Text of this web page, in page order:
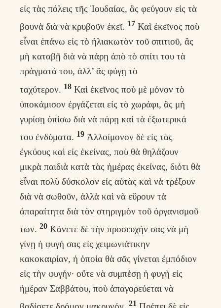
εἰς τὰς πόλεις τῆς Ἰουδαίας, ἂς φεύγουν εἰς τὰ
βουνὰ διὰ νὰ κρυβοῦν ἐκεῖ. 17 Καὶ ἐκεῖνος ποὺ
εἶναι ἐπάνω εἰς τὸ ἠλιακωτὸν τοῦ σπιτιοῦ, ἂς
μὴ καταβῇ διὰ νὰ πάρῃ ἀπὸ τὸ σπίτι του τὰ
πράγματά του, ἀλλ’ ἂς φύγῃ τὸ
ταχύτερον. 18 Καὶ ἐκεῖνος ποὺ μὲ μόνον τὸ
ὑποκάμισον ἐργάζεται εἰς τὸ χωράφι, ἂς μὴ
γυρίσῃ ὀπίσω διὰ νὰ πάρῃ καὶ τὰ ἐξωτερικά
του ἐνδύματα. 19 Ἀλλοίμονον δὲ εἰς τὰς
ἐγκύους καὶ εἰς ἐκείνας, ποὺ θὰ θηλάζουν
μικρὰ παιδιὰ κατὰ τὰς ἡμέρας ἐκείνας, διότι θὰ
εἶναι πολὺ δύσκολον εἰς αὐτὰς καὶ νὰ τρέξουν
διὰ νὰ σωθοῦν, ἀλλὰ καὶ νὰ εὕρουν τὰ
ἀπαραίτητα διὰ τὸν στηριγμὸν τοῦ ὀργανισμοῦ
των. 20 Κάνετε δὲ τὴν προσευχήν σας νὰ μὴ
γίνῃ ἡ φυγή σας εἰς χειμωνιάτικην
κακοκαιρίαν, ἡ ὁποία θὰ σᾶς γίνεται ἐμπόδιον
εἰς τὴν φυγήν· οὔτε νὰ συμπέσῃ ἡ φυγὴ εἰς
ἡμέραν Σαββάτου, ποὺ ἀπαγορεύεται νὰ
21